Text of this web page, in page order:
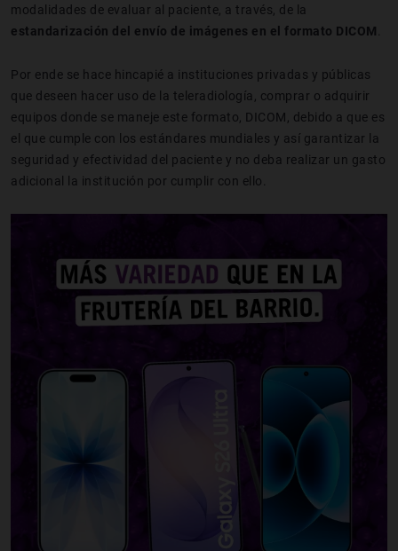
modalidades de evaluar al paciente, a través, de la
estandarización del envío de imágenes en el formato DICOM
Por ende se hace hincapié a instituciones privadas y públicas
que deseen hacer uso de la teleradiología, comprar o adquirir
equipos donde se maneje este formato, DICOM, debido a que es
el que cumple con los estándares mundiales y así garantizar la
seguridad y efectividad del paciente y no deba realizar un gasto
adicional la institución por cumplir con ello.